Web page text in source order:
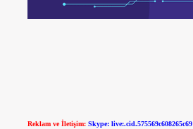
Reklam ve İletişim: Skype: live:.cid.575569c608265c69